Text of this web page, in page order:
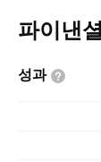
파이낸셜
성과